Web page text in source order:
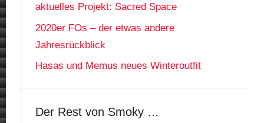
aktuelles Projekt: Sacred Space
2020er FOs – der etwas andere
Jahresrückblick
Hasas und Memus neues Winteroutfit
Der Rest von Smoky …